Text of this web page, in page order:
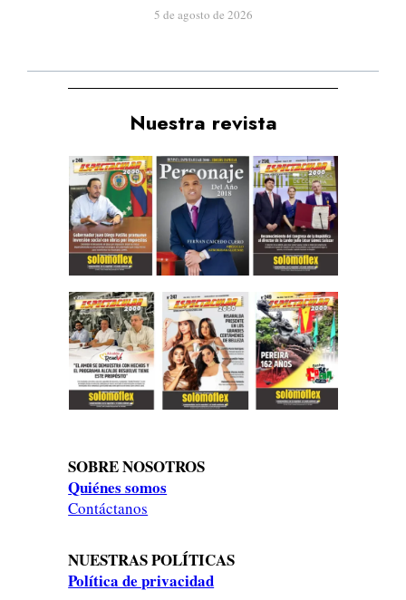
5 de agosto de 2026
Nuestra revista
SOBRE NOSOTROS
Quiénes somos
Contáctanos
NUESTRAS POLÍTICAS
Política de privacidad